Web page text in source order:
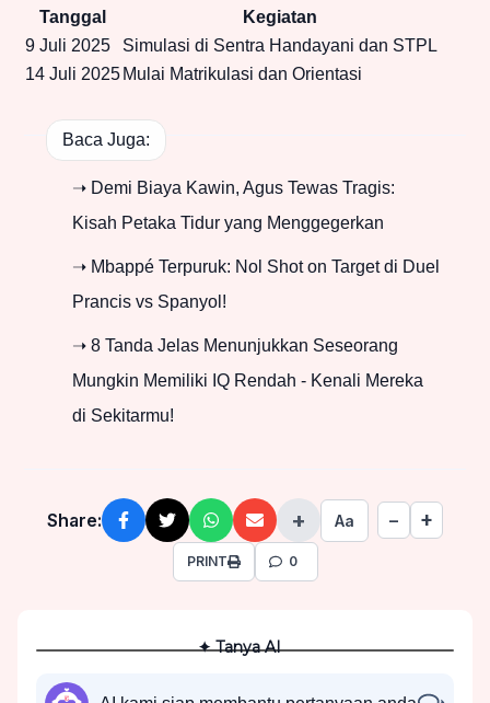
Tanggal
Kegiatan
9 Juli 2025
Simulasi di Sentra Handayani dan STPL
14 Juli 2025 Mulai Matrikulasi dan Orientasi
Baca Juga:
➝ Demi Biaya Kawin, Agus Tewas Tragis:
Kisah Petaka Tidur yang Menggegerkan
➝ Mbappé Terpuruk: Nol Shot on Target di Duel
Prancis vs Spanyol!
➝ 8 Tanda Jelas Menunjukkan Seseorang
Mungkin Memiliki IQ Rendah - Kenali Mereka
di Sekitarmu!
Share: + Aa − +
PRINT 0
✦ Tanya AI